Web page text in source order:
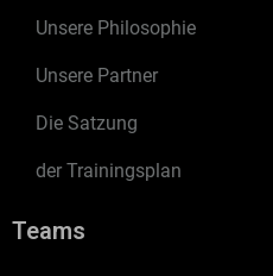
Unsere Philosophie
Unsere Partner
Die Satzung
der Trainingsplan
Teams